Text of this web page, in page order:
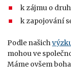
k zájmu o
k zapojování
Podle našich
mohou ve
Máme ovšem